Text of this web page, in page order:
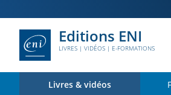
Editions ENI
LIVRES | VIDÉOS | E-FORMATIONS
Livres & vidéos